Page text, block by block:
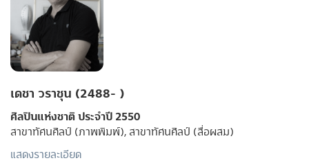
เดชา วราชุน (2488- )
ศิลปินแห่งชาติ ประจำปี 2550
สาขาทัศนศิลป์ (ภาพพิมพ์), สาขาทัศนศิลป์ (สื่อผสม)
แสดงรายละเอียด